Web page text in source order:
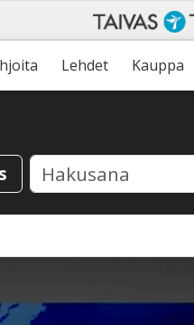
Lehdet Kauppa